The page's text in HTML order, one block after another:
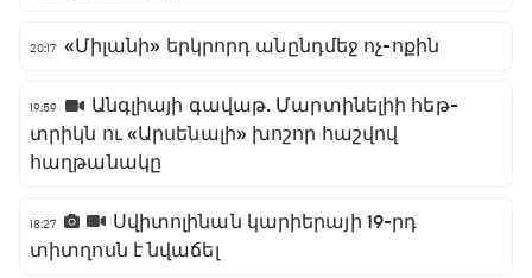
20:17 «Միլանի» երկրորդ անընդմեջ ոչ-ոքին
19:59
Անգլիայի գավաթ. Մարտինելիի հեթ-
տրիկն ու «Արսենալի» խոշոր հաշվով
հաղթանակը
18:27
Սվիտոլինան կարիերայի 19-րդ
տիտղոսն է նվաճել